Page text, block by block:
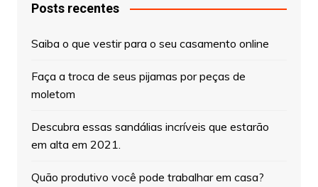
Posts recentes
Saiba o que vestir para o seu casamento online
Faça a troca de seus pijamas por peças de
moletom
Descubra essas sandálias incríveis que estarão
em alta em 2021.
Quão produtivo você pode trabalhar em casa?